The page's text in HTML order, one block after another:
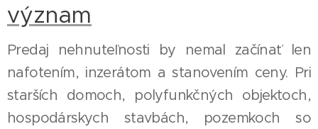
význam
Predaj nehnuteľnosti by nemal začínať len
nafotením, inzerátom a stanovením ceny. Pri
starších domoch, polyfunkčných objektoch,
hospodárskych stavbách, pozemkoch so